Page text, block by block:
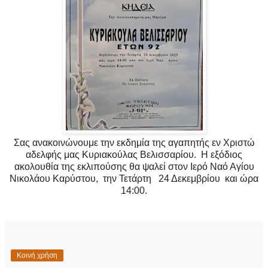
Σας ανακοινώνουμε την εκδημία της αγαπητής εν Χριστώ
αδελφής μας Κυριακούλας Βελισσαρίου. Η εξόδιος
ακολουθία της εκλιπούσης θα ψαλεί στον Ιερό Ναό Αγίου
Νικολάου Καρύστου, την Τετάρτη 24 Δεκεμβρίου και ώρα
14:00.
Κοινή χρήση